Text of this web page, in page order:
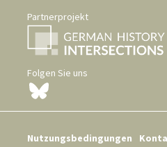
Partnerprojekt
Folgen Sie uns
Nutzungsbedingungen